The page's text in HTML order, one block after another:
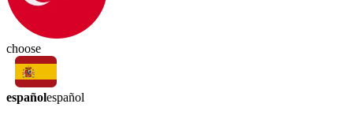
choose
españolespañol